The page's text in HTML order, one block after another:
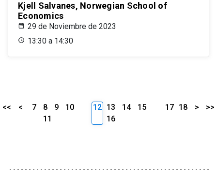
Kjell Salvanes, Norwegian School of
Economics
29 de Noviembre de 2023
13:30 a 14:30
<< < 7 8 9
10
11
12 13 14
15
16
17 18 > >>